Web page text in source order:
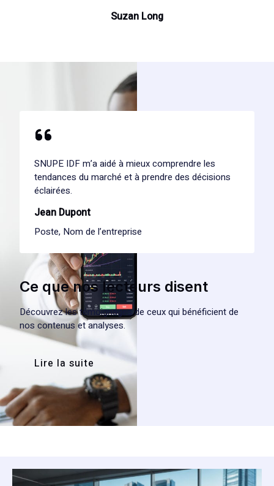
Suzan Long
SNUPE IDF m’a aidé à mieux comprendre les
tendances du marché et à prendre des décisions
éclairées.
Jean Dupont
Poste, Nom de l’entreprise
Ce que nos lecteurs disent
Découvrez les témoignages de ceux qui bénéficient de
nos contenus et analyses.
Lire la suite